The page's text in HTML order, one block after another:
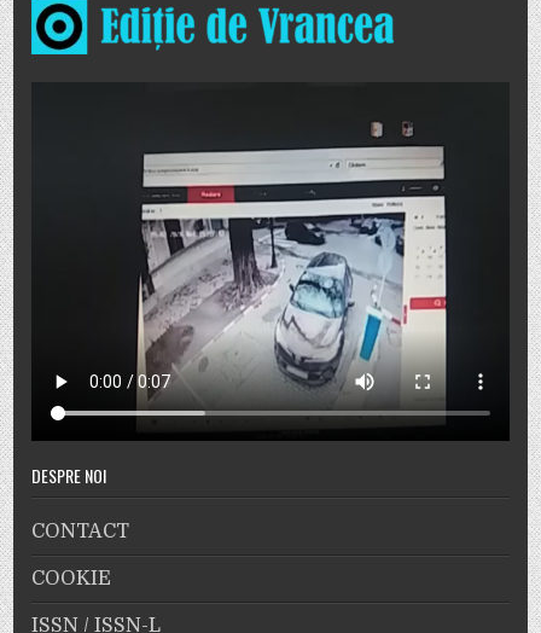
DESPRE NOI
CONTACT
COOKIE
ISSN / ISSN-L